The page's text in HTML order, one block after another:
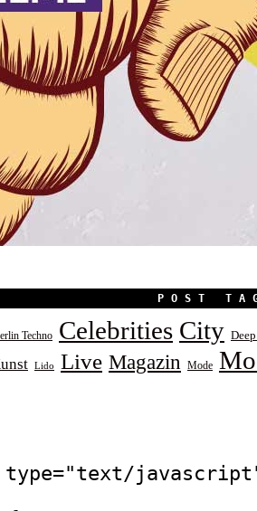
POST
Techno Celebrities City
Lido Live Magazin Mode
javascript" id="sa-